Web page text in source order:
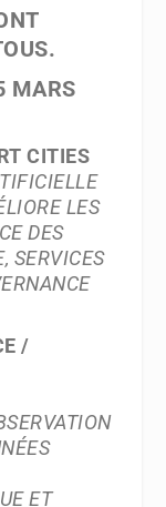
MARS
CITIES
LES
DES
SERVICES
/
ET